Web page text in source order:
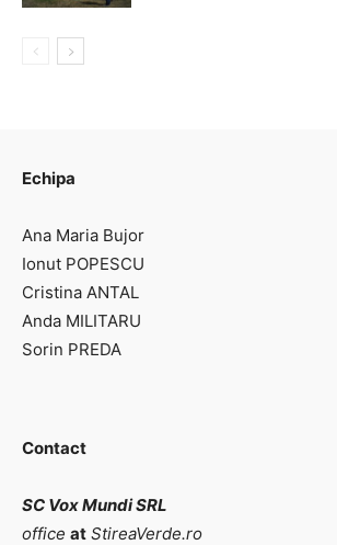
Echipa
Ana Maria Bujor
Ionut POPESCU
Cristina ANTAL
Anda MILITARU
Sorin PREDA
Contact
SC Vox Mundi SRL
office at StireaVerde.ro